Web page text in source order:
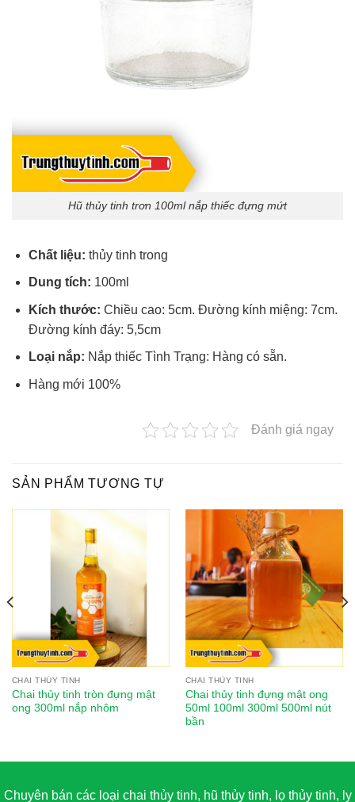
Hũ thủy tinh trơn 100ml nắp thiếc đựng mứt
Chất liệu: thủy tinh trong
Dung tích: 100ml
Kích thước: Chiều cao: 5cm. Đường kính miệng: 7cm.
Đường kính đáy: 5,5cm
Loại nắp: Nắp thiếc Tình Trạng: Hàng có sẵn.
Hàng mới 100%
Đánh giá ngay
SẢN PHẨM TƯƠNG TỰ
CHAI THỦY TINH
Chai thủy tinh tròn đựng mật
ong 300ml nắp nhôm
CHAI THỦY TINH
Chai thủy tinh đựng mật ong
50ml 100ml 300ml 500ml nút
bần
Chuyên bán các loại chai thủy tinh, hũ thủy tinh, lọ thủy tinh, ly